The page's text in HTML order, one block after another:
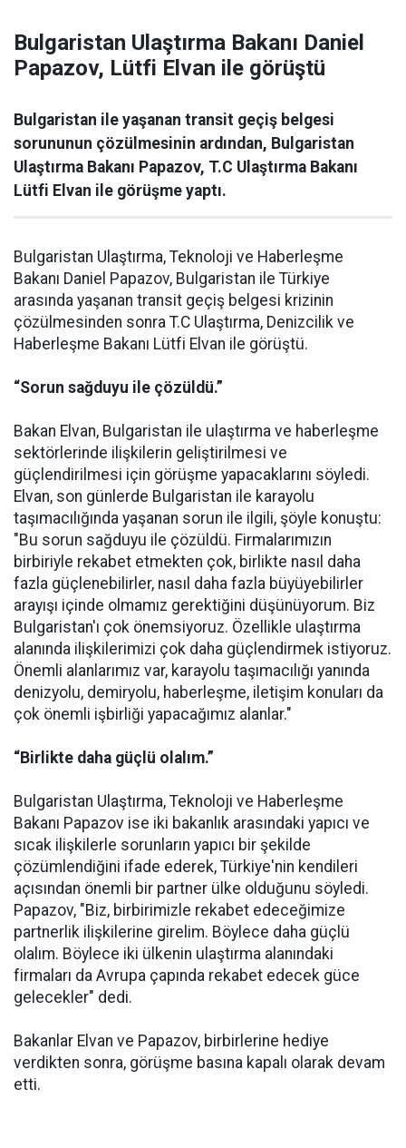
Bulgaristan Ulaştırma Bakanı Daniel
Papazov, Lütfi Elvan ile görüştü
Bulgaristan ile yaşanan transit geçiş belgesi
sorununun çözülmesinin ardından, Bulgaristan
Ulaştırma Bakanı Papazov, T.C Ulaştırma Bakanı
Lütfi Elvan ile görüşme yaptı.
Bulgaristan Ulaştırma, Teknoloji ve Haberleşme
Bakanı Daniel Papazov, Bulgaristan ile Türkiye
arasında yaşanan transit geçiş belgesi krizinin
çözülmesinden sonra T.C Ulaştırma, Denizcilik ve
Haberleşme Bakanı Lütfi Elvan ile görüştü.
“Sorun sağduyu ile çözüldü.”
Bakan Elvan, Bulgaristan ile ulaştırma ve haberleşme
sektörlerinde ilişkilerin geliştirilmesi ve
güçlendirilmesi için görüşme yapacaklarını söyledi.
Elvan, son günlerde Bulgaristan ile karayolu
taşımacılığında yaşanan sorun ile ilgili, şöyle konuştu:
"Bu sorun sağduyu ile çözüldü. Firmalarımızın
birbiriyle rekabet etmekten çok, birlikte nasıl daha
fazla güçlenebilirler, nasıl daha fazla büyüyebilirler
arayışı içinde olmamız gerektiğini düşünüyorum. Biz
Bulgaristan'ı çok önemsiyoruz. Özellikle ulaştırma
alanında ilişkilerimizi çok daha güçlendirmek istiyoruz.
Önemli alanlarımız var, karayolu taşımacılığı yanında
denizyolu, demiryolu, haberleşme, iletişim konuları da
çok önemli işbirliği yapacağımız alanlar."
“Birlikte daha güçlü olalım.”
Bulgaristan Ulaştırma, Teknoloji ve Haberleşme
Bakanı Papazov ise iki bakanlık arasındaki yapıcı ve
sıcak ilişkilerle sorunların yapıcı bir şekilde
çözümlendiğini ifade ederek, Türkiye'nin kendileri
açısından önemli bir partner ülke olduğunu söyledi.
Papazov, "Biz, birbirimizle rekabet edeceğimize
partnerlik ilişkilerine girelim. Böylece daha güçlü
olalım. Böylece iki ülkenin ulaştırma alanındaki
firmaları da Avrupa çapında rekabet edecek güce
gelecekler" dedi.
Bakanlar Elvan ve Papazov, birbirlerine hediye
verdikten sonra, görüşme basına kapalı olarak devam
etti.